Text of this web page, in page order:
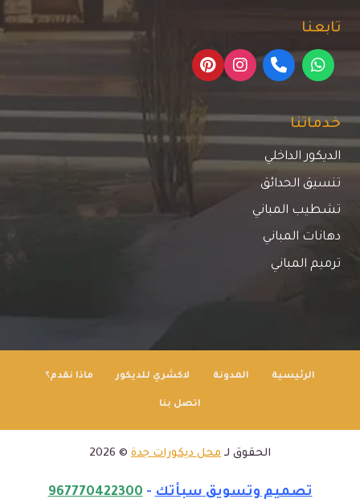
تابعنا
خدماتنا
الديكور الداخلي
تنسيق الحدائق
تشطيب المباني
دهانات المباني
ترميم المباني
الرئيسية المدونة لاكشري للديكور ماذا نقدم؟
اتصل بنا
الحقوق لـ محل ديكورات جدة © 2026
تصميم وتسويق سبأتك-
967770422300